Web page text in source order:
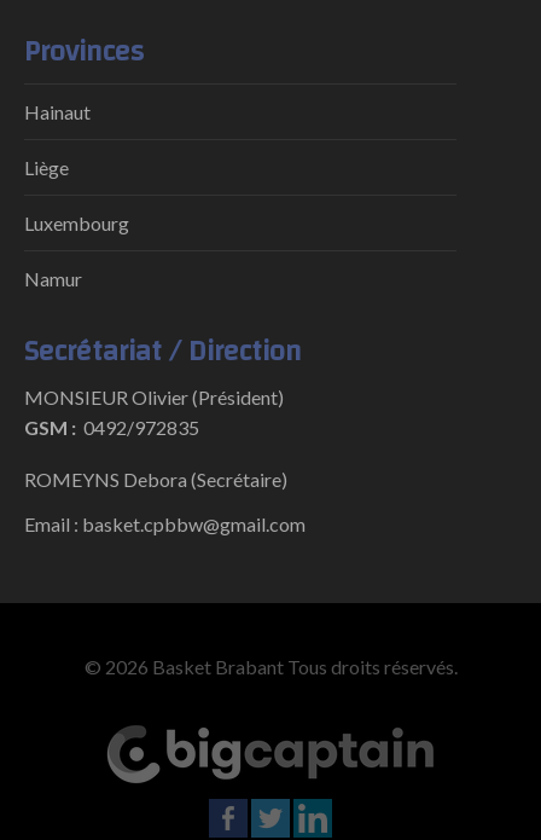
Provinces
Hainaut
Liège
Luxembourg
Namur
Secrétariat / Direction
MONSIEUR Olivier (Président)
GSM : 0492/972835
ROMEYNS Debora (Secrétaire)
Email : basket.cpbbw@gmail.com
© 2026 Basket Brabant Tous droits réservés.